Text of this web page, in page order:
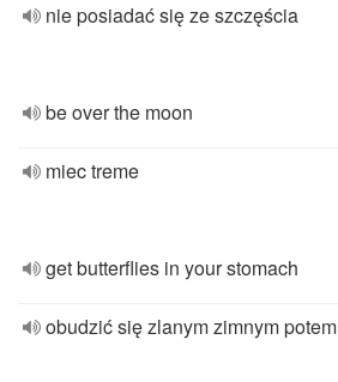
nie posiadać się ze szczęścia
be over the moon
miec treme
get butterflies in your stomach
obudzić się zlanym zimnym potem